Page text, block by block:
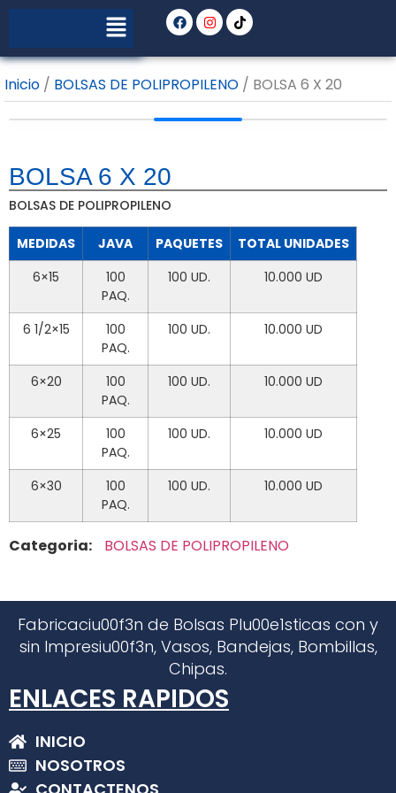
Inicio / BOLSAS DE POLIPROPILENO / BOLSA 6 X 20
BOLSA 6 X 20
BOLSAS DE POLIPROPILENO
MEDIDAS JAVA PAQUETES
TOTAL UNIDADES
6×15
100
PAQ.
100 UD. 10.000 UD
6 1/2×15
100
PAQ.
100 UD. 10.000 UD
6×20
100
PAQ.
100 UD. 10.000 UD
6×25
100
PAQ.
100 UD. 10.000 UD
6×30
100
PAQ.
100 UD. 10.000 UD
Categoria: BOLSAS DE POLIPROPILENO
Fabricaciu00f3n de Bolsas Plu00e1sticas con y
sin Impresiu00f3n, Vasos, Bandejas, Bombillas,
Chipas.
ENLACES RAPIDOS
INICIO
NOSOTROS